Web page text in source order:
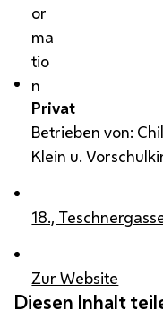
or
ma
tio
n
Privat
Betrieben von:
Klein u.
18.,
Zur Website